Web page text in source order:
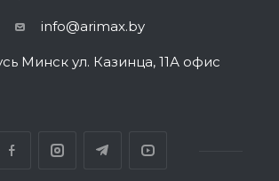
info@arimax.by
Минск ул. Казинца, 11А офис